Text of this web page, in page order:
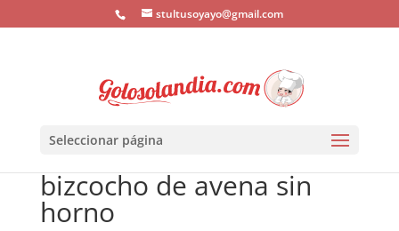
stultusoyayo@gmail.com
Seleccionar página
bizcocho de avena sin
horno